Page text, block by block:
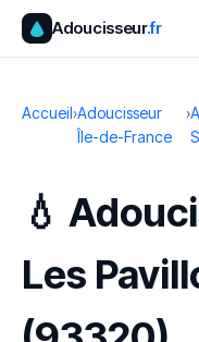
Adoucisseur.fr
Accueil›Adoucisseur
Île-de-France
›
💧
Les